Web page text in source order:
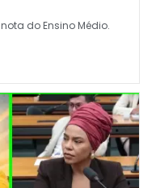
nota do Ensino Médio.